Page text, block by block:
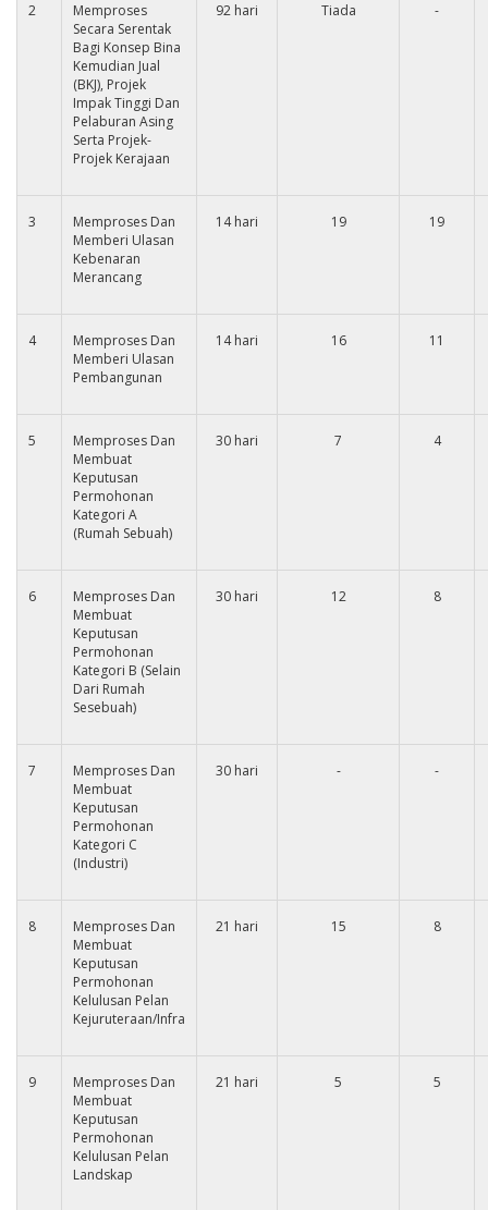
2
Memproses
Secara Serentak
Bagi Konsep Bina
Kemudian Jual
(BKJ), Projek
Impak Tinggi Dan
Pelaburan Asing
Serta Projek-
Projek Kerajaan
92 hari Tiada -
3
Memproses Dan
Memberi Ulasan
Kebenaran
Merancang
14 hari 19 19
4
Memproses Dan
Memberi Ulasan
Pembangunan
14 hari 16 11
5
Memproses Dan
Membuat
Keputusan
Permohonan
Kategori A
(Rumah Sebuah)
30 hari 7 4
6
Memproses Dan
Membuat
Keputusan
Permohonan
Kategori B (Selain
Dari Rumah
Sesebuah)
30 hari 12 8
7
Memproses Dan
Membuat
Keputusan
Permohonan
Kategori C
(Industri)
30 hari - -
8
Memproses Dan
Membuat
Keputusan
Permohonan
Kelulusan Pelan
Kejuruteraan/Infra
21 hari 15 8
9
Memproses Dan
Membuat
Keputusan
Permohonan
Kelulusan Pelan
Landskap
21 hari 5 5